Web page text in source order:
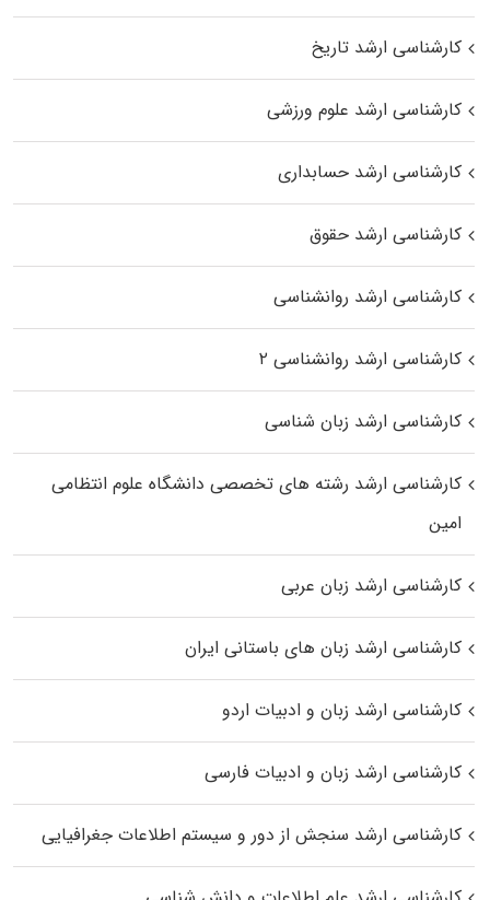
کارشناسی ارشد تاریخ
کارشناسی ارشد علوم ورزشی
کارشناسی ارشد حسابداری
کارشناسی ارشد حقوق
کارشناسی ارشد روانشناسی
کارشناسی ارشد روانشناسی ۲
کارشناسی ارشد زبان شناسی
کارشناسی ارشد رﺷﺘﻪ ﻫﺎی تخصصی داﻧﺸﮕﺎه ﻋﻠﻮم انتظامی
اﻣﻴﻦ
کارشناسی ارشد زبان عربی
کارشناسی ارشد زبان‌ های باستانی ایران
کارشناسی ارشد زبان و ادبیات اردو
کارشناسی ارشد زبان و ادبیات فارسی
کارشناسی ارشد سنجش از دور و سیستم اطلاعات جغرافیایی